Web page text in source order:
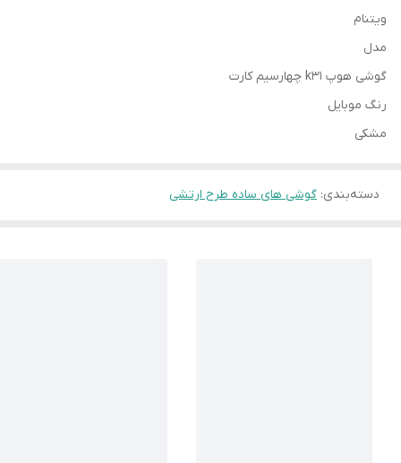
ویتنام
مدل
گوشی هوپ k31 چهارسیم کارت
رنگ موبایل
مشکی
دسته‌بندی: گوشی های ساده طرح ارتشی